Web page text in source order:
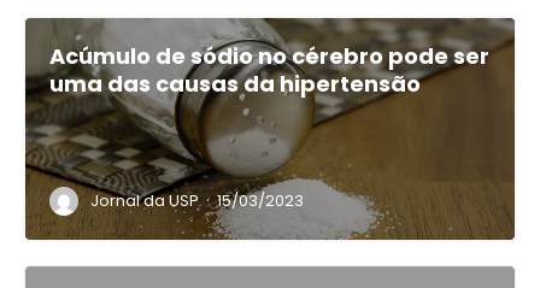
Acúmulo de sódio no cérebro pode ser
uma das causas da hipertensão
Jornal da USP · 15/03/2023